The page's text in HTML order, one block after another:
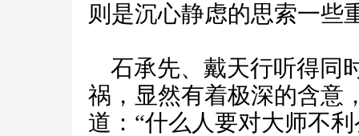
则是沉心静虑的思索一些
石承先、戴天行听得同
祸，显然有着极深的含意
道：“什么人要对大师不利